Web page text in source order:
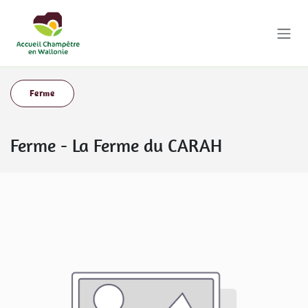
Ferme
Ferme - La Ferme du CARAH